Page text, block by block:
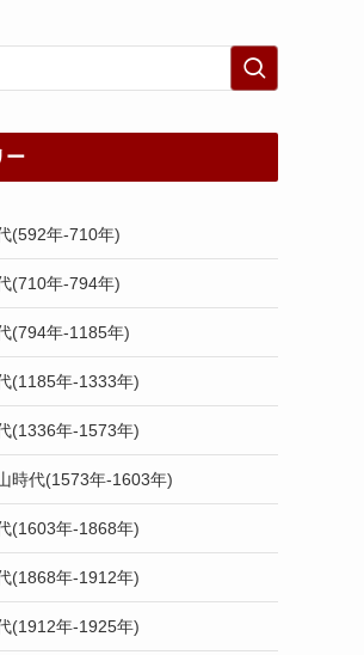
ー
(592年-710年)
(710年-794年)
(794年-1185年)
(1185年-1333年)
(1336年-1573年)
時代(1573年-1603年)
(1603年-1868年)
(1868年-1912年)
(1912年-1925年)